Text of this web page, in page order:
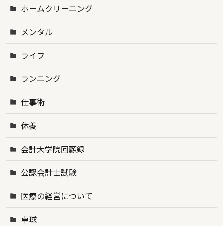
ホームクリーニング
メンタル
ライフ
ランニング
仕事術
休養
会計大学院回顧録
公認会計士試験
医療の経営について
卓球